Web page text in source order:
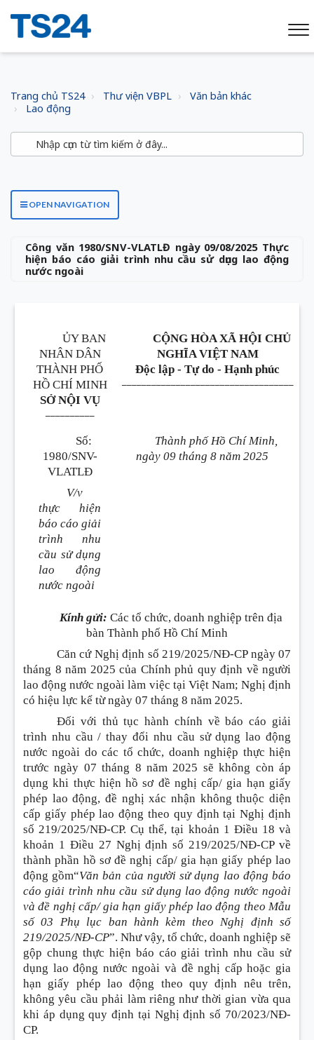
Trang chủ TS24 Thư viện VBPL
Văn bản khác
Lao động
OPEN NAVIGATION
Công văn 1980/SNV-VLATLĐ ngày 09/08/2025 Thực
hiện báo cáo giải trình nhu cầu sử dụng lao động
nước ngoài
ỦY BAN
NHÂN DÂN
THÀNH PHỐ
HỒ CHÍ MINH
SỞ NỘI VỤ
CỘNG HÒA XÃ HỘI CHỦ
NGHĨA VIỆT NAM
Độc lập - Tự do - Hạnh phúc
Số:
1980/SNV-
VLATLĐ
V/v
thực hiện
báo cáo giải
trình nhu
cầu sử dụng
lao động
nước ngoài
Thành phố Hồ Chí Minh,
ngày 09 tháng 8 năm 2025
Kính gửi: Các tổ chức, doanh nghiệp trên địa
bàn Thành phố Hồ Chí Minh
Căn cứ Nghị định số 219/2025/NĐ-CP ngày 07
tháng 8 năm 2025 của Chính phủ quy định về người
lao động nước ngoài làm việc tại Việt Nam; Nghị định
có hiệu lực kể từ ngày 07 tháng 8 năm 2025.
Đối với thủ tục hành chính về báo cáo giải
trình nhu cầu / thay đổi nhu cầu sử dụng lao động
nước ngoài do các tổ chức, doanh nghiệp thực hiện
trước ngày 07 tháng 8 năm 2025 sẽ không còn áp
dụng khi thực hiện hồ sơ đề nghị cấp/ gia hạn giấy
phép lao động, đề nghị xác nhận không thuộc diện
cấp giấy phép lao động theo quy định tại Nghị định
số 219/2025/NĐ-CP. Cụ thể, tại khoản 1 Điều 18 và
khoản 1 Điều 27 Nghị định số 219/2025/NĐ-CP về
thành phần hồ sơ đề nghị cấp/ gia hạn giấy phép lao
động gồm“Văn bản của người sử dụng lao động báo
cáo giải trình nhu cầu sử dụng lao động nước ngoài
và đề nghị cấp/ gia hạn giấy phép lao động theo Mẫu
số 03 Phụ lục ban hành kèm theo Nghị định số
219/2025/NĐ-CP”. Như vậy, tổ chức, doanh nghiệp sẽ
gộp chung thực hiện báo cáo giải trình nhu cầu sử
dụng lao động nước ngoài và đề nghị cấp hoặc gia
hạn giấy phép lao động theo quy định nêu trên,
không yêu cầu phải làm riêng như thời gian vừa qua
khi áp dụng quy định tại Nghị định số 70/2023/NĐ-
CP.